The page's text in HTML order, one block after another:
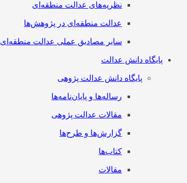
نظریه‌های عدالت منطقه‌ای
عدالت منطقه‌ای در پژوهش‌ها
سایر مصادیق عملی عدالت منطقه‌ای
پایگاه دانش عدالت
پایگاه دانش عدالت پژوهی
رساله‌ها و پایان‌نامه‌ها
مقالات عدالت پژوهی
گزارش‌ها و طرح‌ها
کتاب‌ها
مقالات